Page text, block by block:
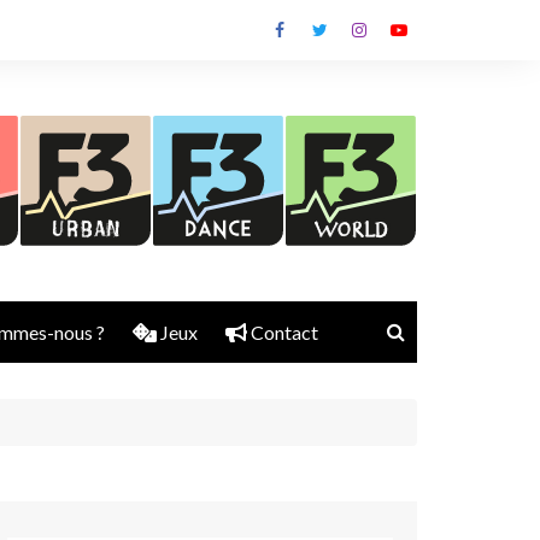
nous ? Jeux Contact